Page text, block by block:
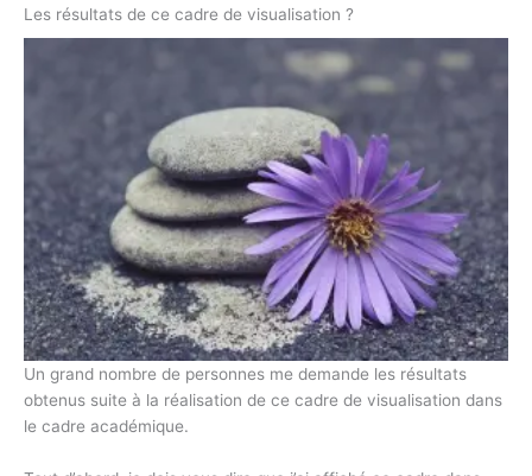
Les résultats de ce cadre de visualisation ?
Un grand nombre de personnes me demande les résultats
obtenus suite à la réalisation de ce cadre de visualisation dans
le cadre académique.